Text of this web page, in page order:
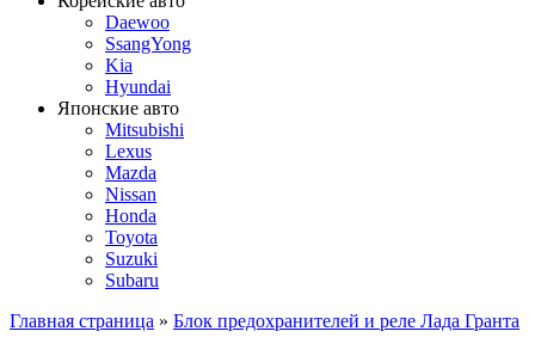
Daewoo
SsangYong
Kia
Hyundai
Японские авто
Mitsubishi
Lexus
Mazda
Nissan
Honda
Toyota
Suzuki
Subaru
Главная страница » Блок предохранителей и реле Лада Гранта